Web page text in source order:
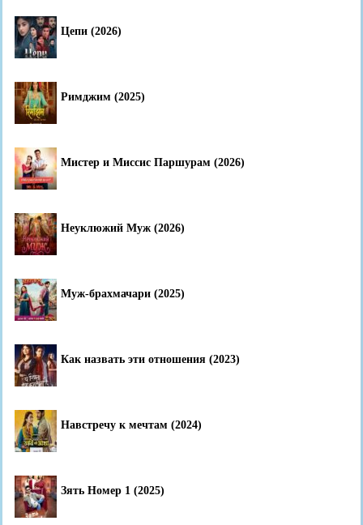
Цепи (2026)
Римджим (2025)
Мистер и Миссис Паршурам (2026)
Неуклюжий Муж (2026)
Муж-брахмачари (2025)
Как назвать эти отношения (2023)
Навстречу к мечтам (2024)
Зять Номер 1 (2025)